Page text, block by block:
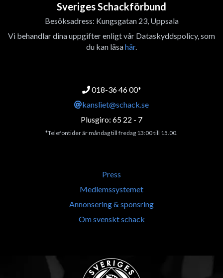
Sveriges Schackförbund
Besöksadress: Kungsgatan 23, Uppsala
Vi behandlar dina uppgifter enligt vår Dataskyddspolicy, som
du kan läsahär.
018-36 46 00*
kansliet@schack.se
Plusgiro: 65 22 - 7
*Telefontider är måndag till fredag 13:00 till 15.00.
Press
Medlemssystemet
Annonsering & sponsring
Om svenskt schack